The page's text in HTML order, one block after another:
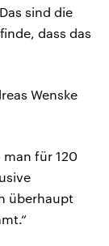
sind die
dass das
Wenske
man für 120
überhaupt